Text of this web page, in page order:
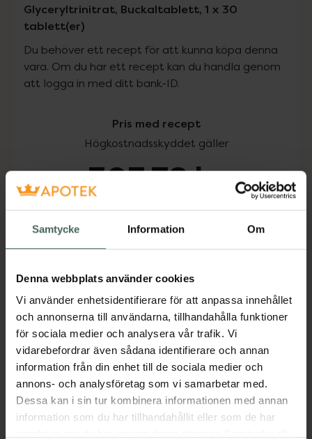
Samtycke Information Om
Denna webbplats använder cookies
Vi använder enhetsidentifierare för att anpassa innehållet
och annonserna till användarna, tillhandahålla funktioner
för sociala medier och analysera vår trafik. Vi
vidarebefordrar även sådana identifierare och annan
information från din enhet till de sociala medier och
annons- och analysföretag som vi samarbetar med.
Dessa kan i sin tur kombinera informationen med annan
information som du har tillhandahållit eller som de har
Glyceryltrinitrat, Buckaltablett, 1 x 30
tablett(er)
Du behöver ett recept för att kunna köpa denna
vara. Om du har ett recept kan du handla genom
att logga in med ditt bank-ID.
Pris med recept
Högkostnadsskyddet gäller
303,78 kr
I apotek:303,78 kr
Aktuella erbjudanden
Beskrivning
07350041586067